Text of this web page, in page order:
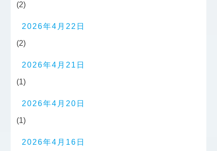
(2)
2026年4月22日
(2)
2026年4月21日
(1)
2026年4月20日
(1)
2026年4月16日